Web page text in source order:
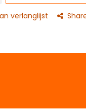
verlanglijst